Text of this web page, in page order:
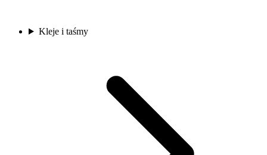
Kleje i taśmy